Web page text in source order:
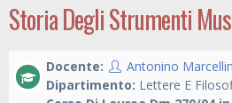
Storia Degli Strumenti
Docente:
Antonino
Dipartimento: Lettere E